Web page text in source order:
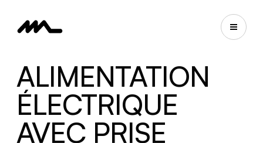
ALIMENTATION
ÉLECTRIQUE
AVEC PRISE